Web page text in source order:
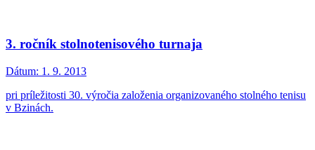
3. ročník stolnotenisového turnaja
Dátum: 1. 9. 2013
pri príležitosti 30. výročia založenia organizovaného stolného tenisu
v Bzinách.